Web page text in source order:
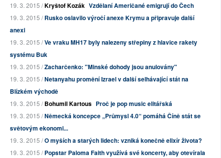
19. 3. 2015 /Kryštof Kozák Vzdělaní Američané emigrují do Čech
19. 3. 2015 /Rusko oslavilo výročí anexe Krymu a připravuje další
anexi
19. 3. 2015 /Ve vraku MH17 byly nalezeny střepiny z hlavice rakety
systému Buk
19. 3. 2015 /Zacharčenko: "Minské dohody jsou anulovány"
19. 3. 2015 /Netanyahu promění Izrael v další selhávající stát na
Blízkém východě
19. 3. 2015 /Bohumil Kartous Proč je pop music elitářská
19. 3. 2015 /Německá koncepce „Průmysl 4.0“ pomáhá Číně stát se
světovým ekonomi...
19. 3. 2015 /O myších a starých lidech: vzniká konečně elixír života?
19. 3. 2015 /Popstar Paloma Faith využívá své koncerty, aby otevírala